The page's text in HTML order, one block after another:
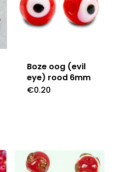
Boze oog (evil
eye) rood 6mm
€0.20